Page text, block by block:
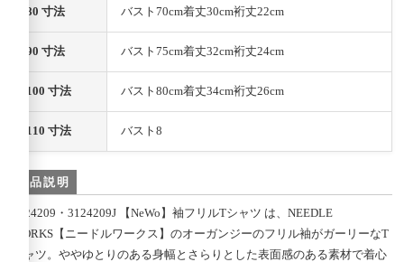
80 寸法 バスト70cm着丈30cm裄丈22cm
90 寸法 バスト75cm着丈32cm裄丈24cm
100 寸法 バスト80cm着丈34cm裄丈26cm
110 寸法 バスト8
商品説明
3124209・3124209J 【NeWo】袖フリルTシャツ は、NEEDLE
WORKS【ニードルワークス】のオーガンジーのフリル袖がガーリーなT
シャツ。ややゆとりのある身幅とさらりとした表面感のある素材で着心